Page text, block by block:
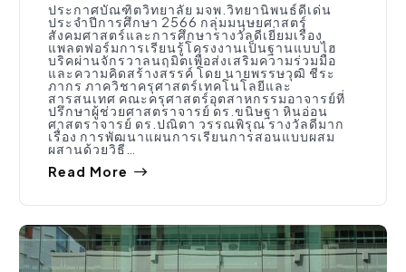
ประกาศบัณฑิตวิทยาลัย มจพ.วิทยานิพนธ์ดีเด่น
ประจำปีการศึกษา 2566 กลุ่มมนุษยศาสตร์
สังคมศาสตร์และการศึกษารางวัลดีเยี่ยมเรื่อง
แพลตฟอร์มการเรียนรู้โครงงานเป็นฐานแบบไฮ
บริคผ่านจักรวาลนฤมิตเพื่อส่งเสริมความร่วมมือ
และความคิดสร้างสรรค์ โดย นายพรรษวุฒิ ชีระ
ภากร ภาควิชาครุศาสตร์เทคโนโลยีและ
สารสนเทศ คณะครุศาสตร์อุตสาหกรรมอาจารย์ที่
ปรึกษาผู้ช่วยศาสตราจารย์ ดร.ขนิษฐา หินอ่อน
ศาสตราจารย์ ดร.ปณิตา วรรณพิรุณ รางวัลดีมาก
เรื่อง การพัฒนาแผนการเรียนการสอนแบบผสม
ผสานด้วยวิธี…
Read More
กิจกรรมคณะ ประชาสัมพันธ์